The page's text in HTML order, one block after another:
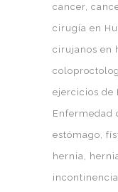
cancer
cirugía en
cirujanos en
ejercicios de
Enfermedad
estómago
hernia
incontinencia